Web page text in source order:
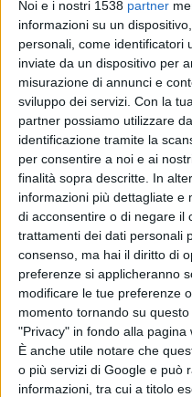
Noi e i nostri 1538 partner
informazioni su un
personali, come identificatori
inviate da un dispositivo per
misurazione di annunci e
sviluppo dei servizi. Con la
partner possiamo utilizzare
identificazione tramite la
per consentire a noi e ai
finalità sopra descritte. In
informazioni più dettagliate e
di acconsentire o di negare il
trattamenti dei dati personali
consenso, ma hai il diritto di
preferenze si applicheranno
modificare le tue preferenze
momento tornando su
"Privacy" in fondo alla pagina
È anche utile notare che
o più servizi di Google e può
informazioni, tra cui a titolo
anciare dal balcone di
colpito il veicolo dei
cofano motore. Il
casa per imbracciare una
caricata conpallini di
militari, andati però a
I militari hanno fatto
aver disarmato l'uomo,
resistenza a pubblico
personali aggravate,
utilizzata. Durante la
inoltre accertato che